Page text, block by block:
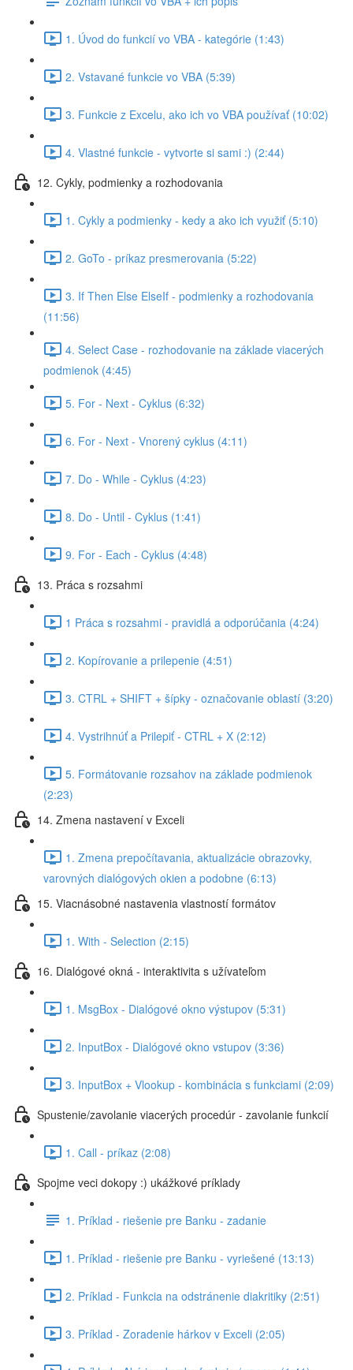
1. Úvod do funkcií vo VBA - kategórie (1:43)
2. Vstavané funkcie vo VBA (5:39)
3. Funkcie z Excelu, ako ich vo VBA používať (10:02)
4. Vlastné funkcie - vytvorte si sami :) (2:44)
12. Cykly, podmienky a rozhodovania
1. Cykly a podmienky - kedy a ako ich využiť (5:10)
2. GoTo - príkaz presmerovania (5:22)
3. If Then Else ElseIf - podmienky a rozhodovania
(11:56)
4. Select Case - rozhodovanie na základe viacerých
podmienok (4:45)
5. For - Next - Cyklus (6:32)
6. For - Next - Vnorený cyklus (4:11)
7. Do - While - Cyklus (4:23)
8. Do - Until - Cyklus (1:41)
9. For - Each - Cyklus (4:48)
13. Práca s rozsahmi
1 Práca s rozsahmi - pravidlá a odporúčania (4:24)
2. Kopírovanie a prilepenie (4:51)
3. CTRL + SHIFT + šípky - označovanie oblastí (3:20)
4. Vystrihnúť a Prilepiť - CTRL + X (2:12)
5. Formátovanie rozsahov na základe podmienok
(2:23)
14. Zmena nastavení v Exceli
1. Zmena prepočítavania, aktualizácie obrazovky,
varovných dialógových okien a podobne (6:13)
15. Viacnásobné nastavenia vlastností formátov
1. With - Selection (2:15)
16. Dialógové okná - interaktivita s užívateľom
1. MsgBox - Dialógové okno výstupov (5:31)
2. InputBox - Dialógové okno vstupov (3:36)
3. InputBox + Vlookup - kombinácia s funkciami (2:09)
Spustenie/zavolanie viacerých procedúr - zavolanie funkcií
1. Call - príkaz (2:08)
Spojme veci dokopy :) ukážkové príklady
1. Príklad - riešenie pre Banku - zadanie
1. Príklad - riešenie pre Banku - vyriešené (13:13)
2. Príklad - Funkcia na odstránenie diakritiky (2:51)
3. Príklad - Zoradenie hárkov v Exceli (2:05)